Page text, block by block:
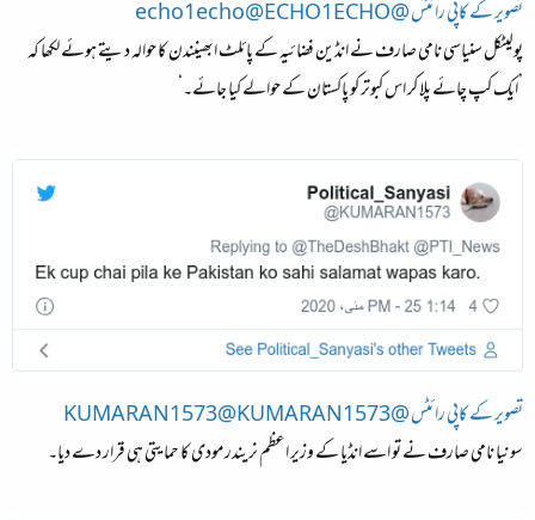
تصویر کے کاپی رائٹس @echo1echo@ECHO1ECHO
پولیٹکل سنیاسی نامی صارف نے انڈین فضائیہ کے پائلٹ ابھینندن کا حوالہ دیتے ہوئے لکھا کہ
’ایک کپ چائے پلا کر اس کبوتر کو پاکستان کے حوالے کیا جائے۔‘
تصویر کے کاپی رائٹس @KUMARAN1573@KUMARAN1573
سونیا نامی صارف نے تو اسے انڈیا کے وزیر اعظم نریندر مودی کا حمایتی ہی قرار دے دیا۔